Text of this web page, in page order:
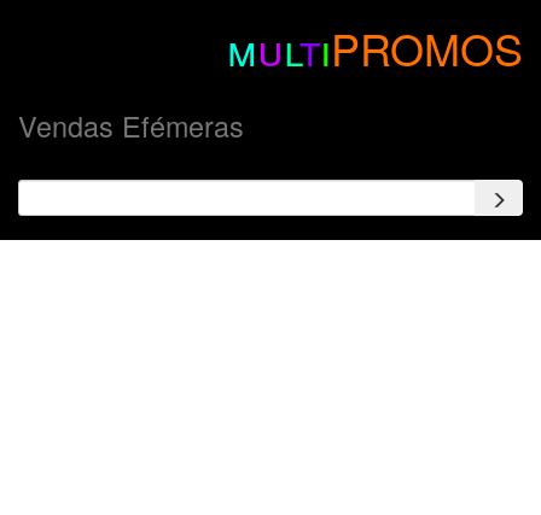
multiPROMOS
Vendas Efémeras